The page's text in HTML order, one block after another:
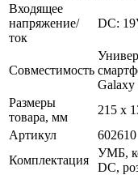
Входящее
напряжение/
ток
DC:
Совместимость
Galaxy
Размеры
товара, мм
215 х
Артикул
602610
Комплектация
УМБ,
DC,